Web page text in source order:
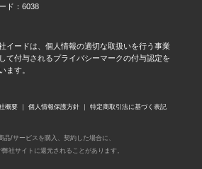
ド：6038
イードは、個人情報の適切な取扱いを行う事業
て付与されるプライバシーマークの付与認定を
ます。
概要 個人情報保護方針 特定商取引法に基づく表記
品/サービスを購入、契約した場合に、
社サイトに還元されることがあります。